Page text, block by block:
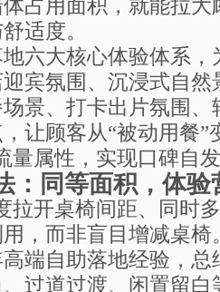
占用面积，就能拉大
适度。
六大核心体验体系，
宾氛围、沉浸式自然
景、打卡出片氛围、
让顾客从“被动用餐”
量属性，实现口碑自
：同等面积，体验
拉开桌椅间距、同时
，而非盲目增减桌椅
端自助落地经验，总
过道过渡、闲置留白